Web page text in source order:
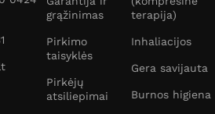
grąžinimas
Pirkimo
taisyklės
Pirkėjų
atsiliepimai
terapija)
Inhaliacijos
Gera savijauta
Burnos higiena